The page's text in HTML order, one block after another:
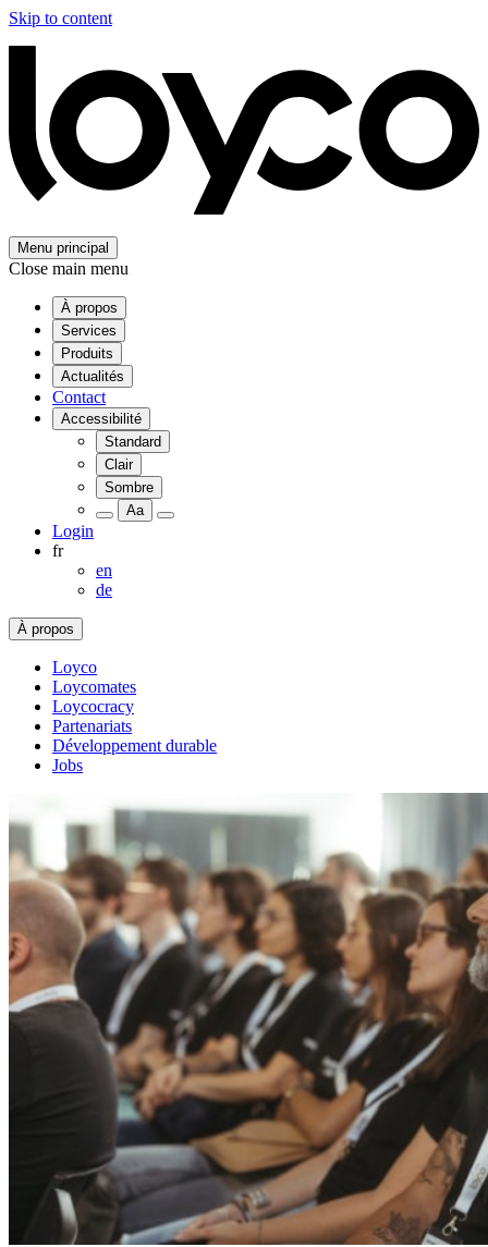
Skip to content
Menu principal
Close main menu
À propos
Services
Produits
Actualités
Contact
Accessibilité
Standard
Clair
Sombre
Aa
Login
fr
en
de
À propos
Loyco
Loycomates
Loycocracy
Partenariats
Développement durable
Jobs